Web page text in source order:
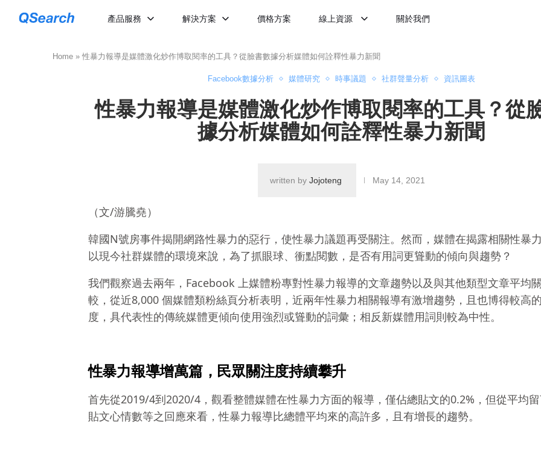
產品服務 解決方案 價格方案 線上資源 關於我們
Home » 性暴力報導是媒體激化炒作博取閱率的工具？從臉書數據分析媒體如何詮釋性暴力新聞
Facebook數據分析 媒體研究 時事議題 社群聲量分析 資訊圖表
性暴力報導是媒體激化炒作博取閱率的工具？從
據分析媒體如何詮釋性暴力新聞
written by Jojoteng May 14, 2021
（文/游騰堯）
韓國N號房事件揭開網路性暴力的惡行，使性暴力議題再受關注。然而，媒體在揭露相關性暴
以現今社群媒體的環境來說，為了抓眼球、衝點閱數，是否有用詞更聳動的傾向與趨勢？
我們觀察過去兩年，Facebook 上媒體粉專對性暴力報導的文章趨勢以及與其他類型文章平均
較，從近8,000 個媒體類粉絲頁分析表明，近兩年性暴力相關報導有激增趨勢，且也博得較高
度，具代表性的傳統媒體更傾向使用強烈或聳動的詞彙；相反新媒體用詞則較為中性。
性暴力報導增萬篇，民眾關注度持續攀升
首先從2019/4到2020/4，觀看整體媒體在性暴力方面的報導，僅佔總貼文的0.2%，但從平均留
貼文心情數等之回應來看，性暴力報導比總體平均來的高許多，且有增長的趨勢。